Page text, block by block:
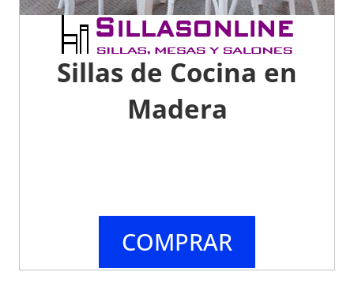
Sillas de Cocina en
Madera
COMPRAR